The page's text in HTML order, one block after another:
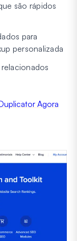
são rápidos
para
personalizada
Agora